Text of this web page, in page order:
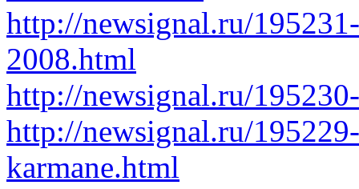
http://newsignal.ru/
2008.html
http://newsignal.ru/
http://newsignal.ru/
karmane.html